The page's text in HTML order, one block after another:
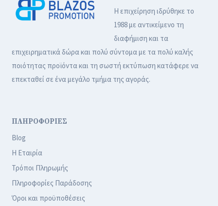
Η επιχείρηση ιδρύθηκε το
1988 με αντικείμενο τη
διαφήμιση και τα
επιχειρηματικά δώρα και πολύ σύντομα με τα πολύ καλής
ποιότητας προϊόντα και τη σωστή εκτύπωση κατάφερε να
επεκταθεί σε ένα μεγάλο τμήμα της αγοράς.
ΠΛΗΡΟΦΟΡΙΕΣ
Blog
Η Εταιρία
Τρόποι Πληρωμής
Πληροφορίες Παράδοσης
Όροι και προϋποθέσεις